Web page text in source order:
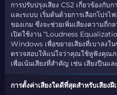
การปรับปรุงเสียง CS2 เกี่ยวข้องกับ
และระบบ เริ่มต้นด้วยการเลือกโปรไ
ของเกม ซึ่งจะช่วยเพิ่มเสียงความถี่ก
เปิดใช้งาน “Loudness
Windows เพื่อขยายเสียงที่เบาลงใ
ตรวจสอบให้แน่ใจว่าคุณใช้หูฟังคุณภ
เพื่อเน้นเสียงที่สำคัญ เช่น เสียงปืนแล
การตั้งค่าเสียงใดดีที่สุดสำหรับเสียงฝี